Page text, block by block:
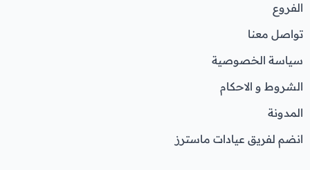
الفروع
تواصل معنا
سياسة الخصوصية
الشروط و الاحكام
المدونة
انضم لفريق عيادات ماسترز